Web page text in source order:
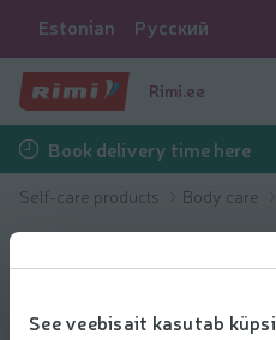
See veebisait kasutab
Estonian Русский
Rimi.ee
Book delivery time here
Self-care products Body care